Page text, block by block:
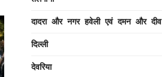
दादरा और नगर हवेली एवं दमन और दीव
दिल्ली
देवरिया